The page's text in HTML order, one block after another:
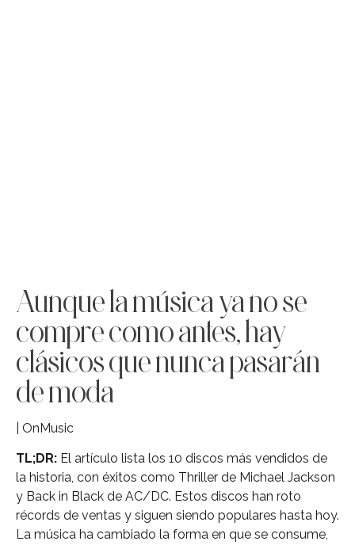
Aunque la música ya no se
compre como antes, hay
clásicos que nunca pasarán
de moda
| OnMusic
TL;DR: El artículo lista los 10 discos más vendidos de
la historia, con éxitos como Thriller de Michael Jackson
y Back in Black de AC/DC. Estos discos han roto
récords de ventas y siguen siendo populares hasta hoy.
La música ha cambiado la forma en que se consume,